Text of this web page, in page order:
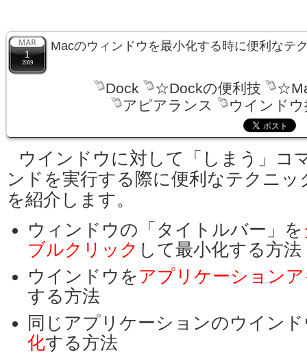
1
2009
Macのウィンドウを最小化する時に便利なテ
Dock ☆Dockの便利技
アピアランス
ウインドウ
ウインドウに対して「しまう」コ
ンドを実行する際に便利なテクニッ
を紹介します。
ウィンドウの「タイトルバー」を
ブルクリック して最小化する方法
ウインドウをアプリケーション
する方法
同じアプリケーションのウイン
化する方法